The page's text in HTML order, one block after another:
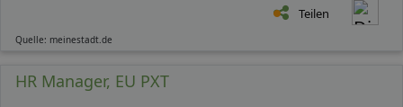
Teilen
Quelle: meinestadt.de
HR Manager, EU PXT